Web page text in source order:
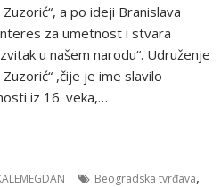
a po ideji Branislava
za umetnost i stvara
u našem narodu“. Udruženje
,čije je ime slavilо
iz 16. veka,…
Beogradska tvrđava,